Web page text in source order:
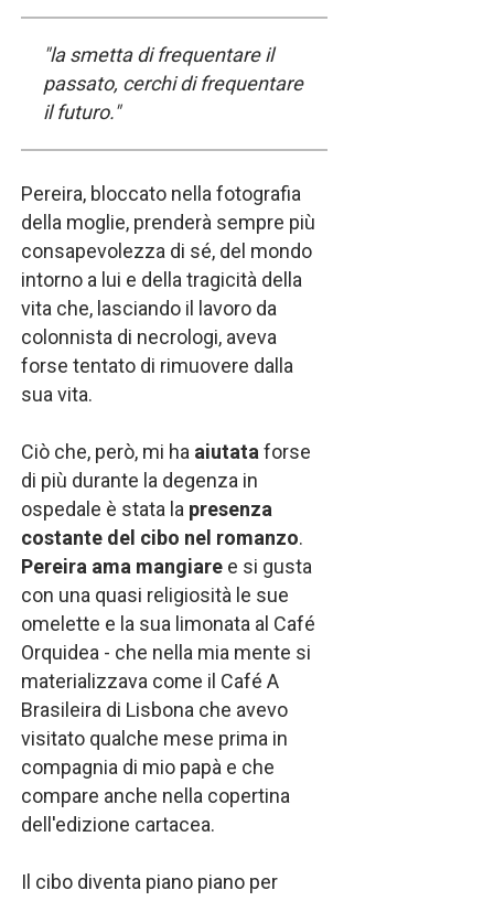
"la smetta di frequentare il
passato, cerchi di frequentare
il futuro."
Pereira, bloccato nella fotografia
della moglie, prenderà sempre più
consapevolezza di sé, del mondo
intorno a lui e della tragicità della
vita che, lasciando il lavoro da
colonnista di necrologi, aveva
forse tentato di rimuovere dalla
sua vita.
Ciò che, però, mi ha aiutata forse
di più durante la degenza in
ospedale è stata la presenza
costante del cibo nel romanzo.
Pereira ama mangiare e si gusta
con una quasi religiosità le sue
omelette e la sua limonata al Café
Orquidea - che nella mia mente si
materializzava come il Café A
Brasileira di Lisbona che avevo
visitato qualche mese prima in
compagnia di mio papà e che
compare anche nella copertina
dell'edizione cartacea.
Il cibo diventa piano piano per